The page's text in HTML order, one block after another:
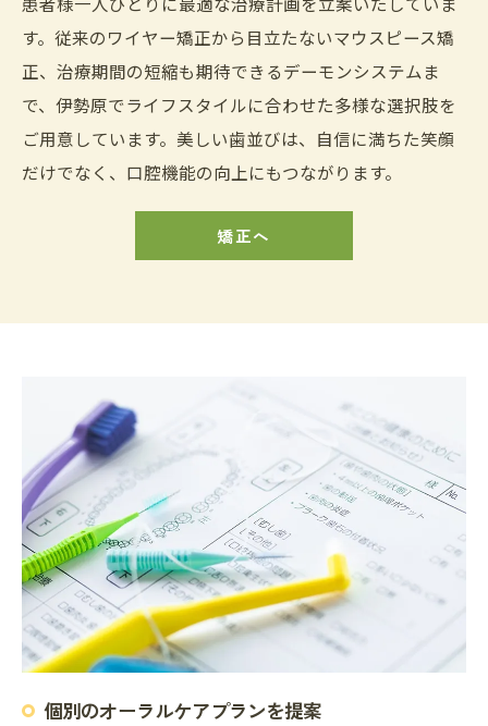
す。従来のワイヤー矯正から目立たないマウスピース矯
正、治療期間の短縮も期待できるデーモンシステムま
で、伊勢原でライフスタイルに合わせた多様な選択肢を
ご用意しています。美しい歯並びは、自信に満ちた笑顔
だけでなく、口腔機能の向上にもつながります。
矯正へ
個別のオーラルケアプランを提案